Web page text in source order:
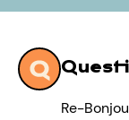
Re-